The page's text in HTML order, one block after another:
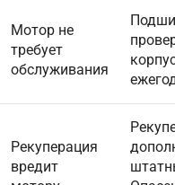
Мотор не
требует
обслуживания
Рекуперация
вредит